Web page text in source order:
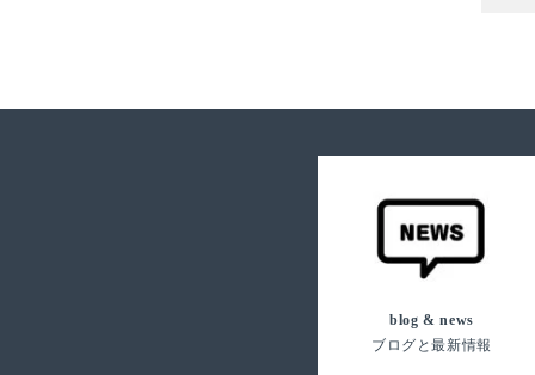
blog & news
ブログと最新情報